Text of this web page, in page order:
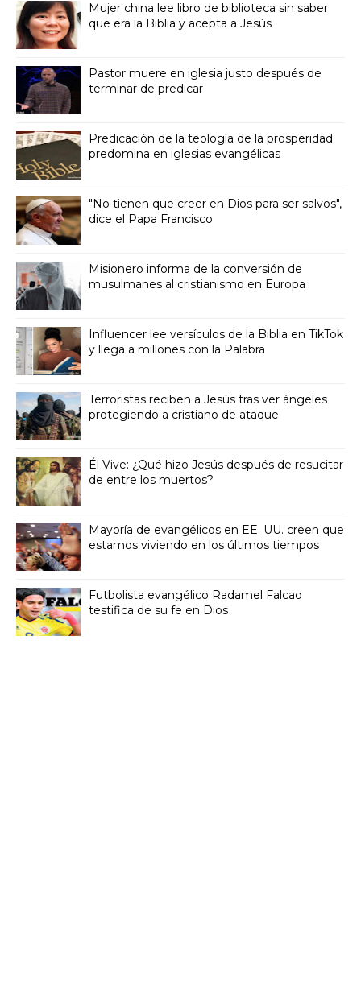
Mujer china lee libro de biblioteca sin saber
que era la Biblia y acepta a Jesús
Pastor muere en iglesia justo después de
terminar de predicar
Predicación de la teología de la prosperidad
predomina en iglesias evangélicas
"No tienen que creer en Dios para ser salvos",
dice el Papa Francisco
Misionero informa de la conversión de
musulmanes al cristianismo en Europa
Influencer lee versículos de la Biblia en TikTok
y llega a millones con la Palabra
Terroristas reciben a Jesús tras ver ángeles
protegiendo a cristiano de ataque
Él Vive: ¿Qué hizo Jesús después de resucitar
de entre los muertos?
Mayoría de evangélicos en EE. UU. creen que
estamos viviendo en los últimos tiempos
Futbolista evangélico Radamel Falcao
testifica de su fe en Dios